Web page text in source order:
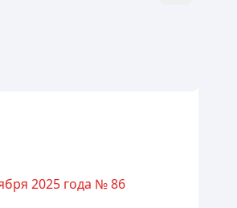
2025 года № 86